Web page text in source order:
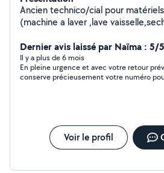
Ancien technico/cial pour
(machine a laver ,lave
vous aider à solutionner vos
domaines du bricolage
d électroménager ou autre. Mon
matériel et mon atelier sont là pour
Dernier avis laissé par Naïma : 5/5
Il y a plus de 6 mois
En pleine urgence et avec votre retour
conserve précieusement votre numéro
Voir le profil